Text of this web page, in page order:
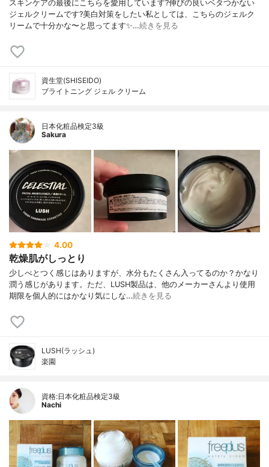
スキンケアの最後にこちらを愛用しています?伸びの良いベタつかない
ジェルクリームです?美白対策をしたい私としては、こちらのジェルク
リームで十分かな〜と思ってます✨…続きを見る
資生堂(SHISEIDO)
ブライトニング ジェル クリーム
日本化粧品検定3級
Sakura
4.00
乾燥肌がしっとり
少しべとつく感じはありますが、水分もたくさん入ってるのか？かなり
潤う感じがあります。ただ、LUSH製品は、他のメーカーさんより使用
期限を個人的にはかなり気にしな…続きを見る
LUSH(ラッシュ)
楽園
資格:日本化粧品検定3級
Nachi